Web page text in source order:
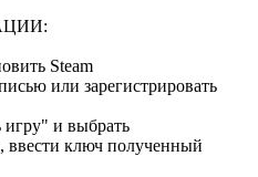
Steam
или зарегистрировать
игру" и выбрать
ввести ключ полученный